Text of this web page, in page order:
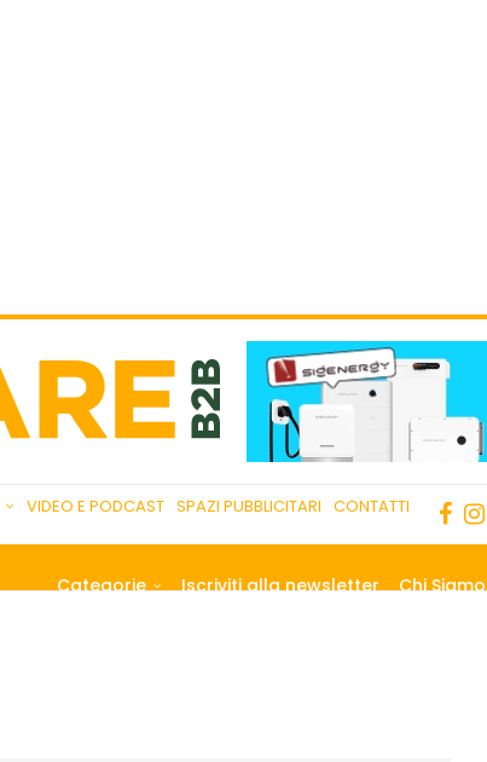
VIDEO E PODCAST SPAZI PUBBLICITARI CONTATTI
Categorie Iscriviti alla newsletter Chi Siamo